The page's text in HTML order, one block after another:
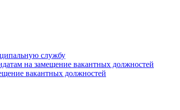
службу
на замещение вакантных должностей
вакантных должностей